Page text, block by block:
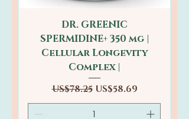
DR. GREENIC
SPERMIDINE+ 350 mg |
Cellular Longevity
Complex |
일반가
US$78.25 할인가
US$58.69